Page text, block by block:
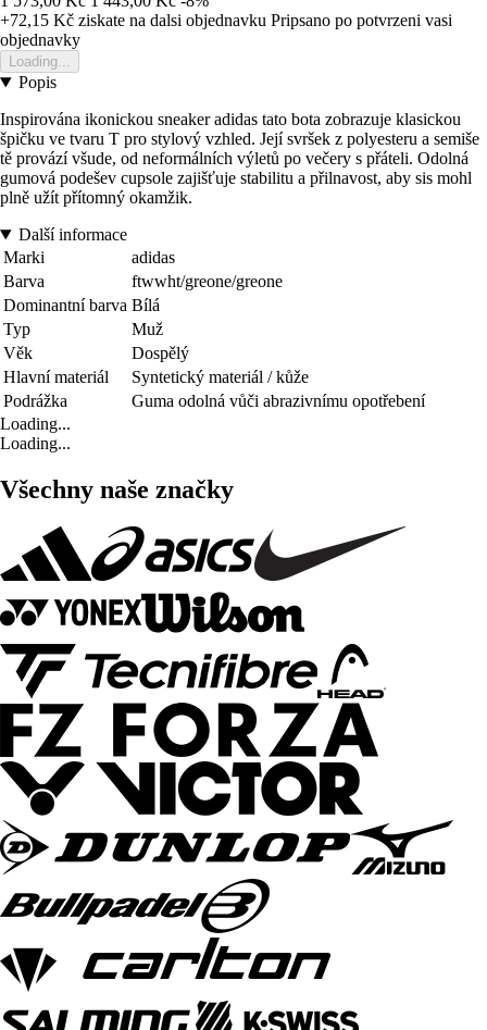
+72,15 Kč ziskate na dalsi objednavku Pripsano po potvrzeni vasi
objednavky
Loading...
Popis
Inspirována ikonickou sneaker adidas tato bota zobrazuje klasickou
špičku ve tvaru T pro stylový vzhled. Její svršek z polyesteru a semiše
tě provází všude, od neformálních výletů po večery s přáteli. Odolná
gumová podešev cupsole zajišťuje stabilitu a přilnavost, aby sis mohl
plně užít přítomný okamžik.
Další informace
Marki
adidas
Barva
ftwwht/greone/greone
Dominantní barva Bílá
Typ
Muž
Věk
Dospělý
Hlavní materiál
Syntetický materiál / kůže
Podrážka
Guma odolná vůči abrazivnímu opotřebení
Loading...
Loading...
Všechny naše značky